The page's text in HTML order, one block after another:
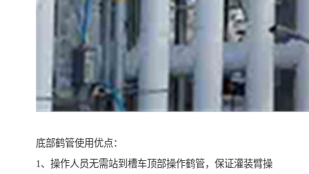
底部鹤管使用优点：
1、操作人员无需站到槽车顶部操作鹤管，保证灌装臂操